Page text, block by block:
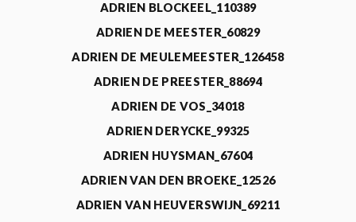
ADRIEN BLOCKEEL_110389
ADRIEN DE MEESTER_60829
ADRIEN DE MEULEMEESTER_126458
ADRIEN DE PREESTER_88694
ADRIEN DE VOS_34018
ADRIEN DERYCKE_99325
ADRIEN HUYSMAN_67604
ADRIEN VAN DEN BROEKE_12526
ADRIEN VAN HEUVERSWIJN_69211